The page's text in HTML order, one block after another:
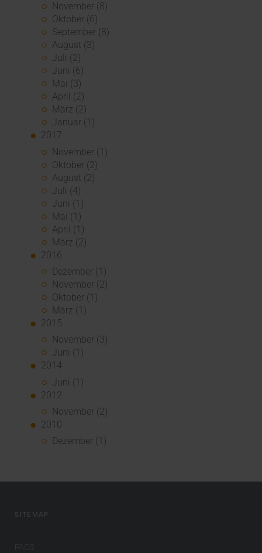
November (8)
Oktober (6)
September (8)
August (3)
Juli (2)
Juni (6)
Mai (3)
April (2)
März (2)
Januar (1)
2017
November (1)
Oktober (2)
August (2)
Juli (4)
Juni (1)
Mai (1)
April (1)
März (2)
2016
Dezember (1)
November (2)
Oktober (1)
März (1)
2015
November (3)
Juni (1)
2014
Juni (1)
2012
November (2)
2010
Dezember (1)
SITEMAP
PACS